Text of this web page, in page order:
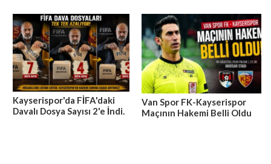
Kayserispor'da FİFA'daki
Davalı Dosya Sayısı 2'e İndi.
Van Spor FK-Kayserispor
Maçının Hakemi Belli Oldu